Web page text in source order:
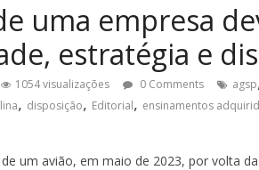
uma empresa
estratégia e
1054 visualizações 0 Comments agsp
, disposição, Editorial, ensinamentos
um avião, em maio de 2023, por volta